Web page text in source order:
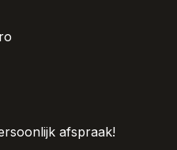
afspraak!